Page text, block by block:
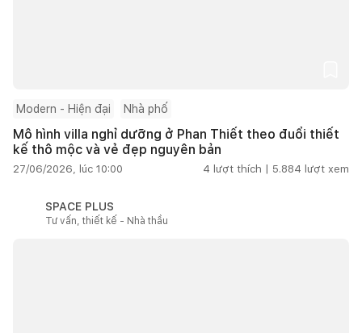
Modern - Hiện đại Nhà phố
Mô hình villa nghỉ dưỡng ở Phan Thiết theo đuổi thiết
kế thô mộc và vẻ đẹp nguyên bản
27/06/2026, lúc 10:00 4 lượt thích | 5.884 lượt xem
SPACE PLUS
Tư vấn, thiết kế - Nhà thầu